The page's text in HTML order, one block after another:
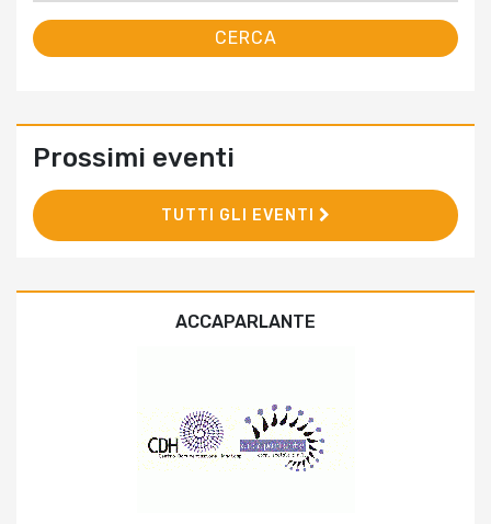
Prossimi eventi
TUTTI GLI EVENTI
ACCAPARLANTE